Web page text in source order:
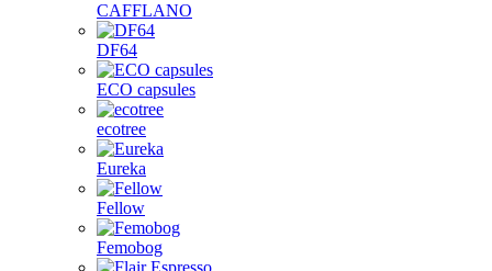
CAFFLANO
DF64
ECO capsules
ecotree
Eureka
Fellow
Femobog